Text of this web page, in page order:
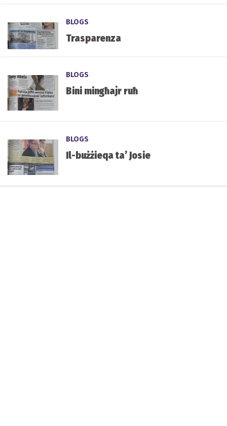
BLOGS
Trasparenza
BLOGS
Bini mingħajr ruħ
BLOGS
Il-bużżieqa ta’ Josie